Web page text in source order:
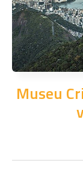
Museu